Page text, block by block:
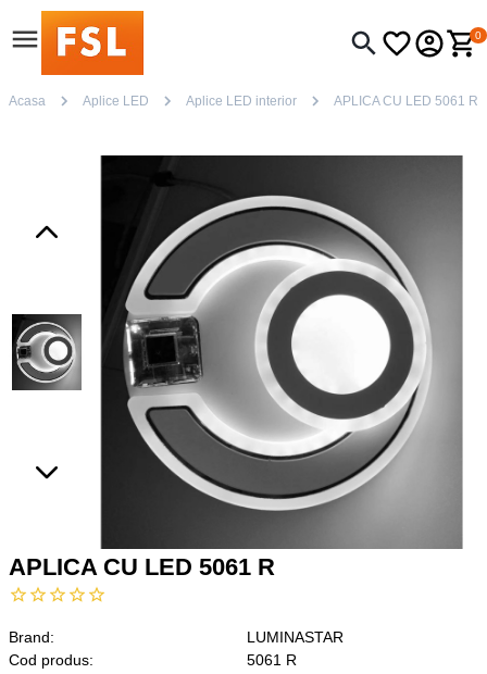
0
Acasa Aplice LED Aplice LED interior APLICA CU LED 5061 R
APLICA CU LED 5061 R
Brand:
LUMINASTAR
Cod produs:
5061 R